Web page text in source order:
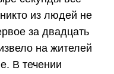
из людей не
за двадцать
на жителей
В течении